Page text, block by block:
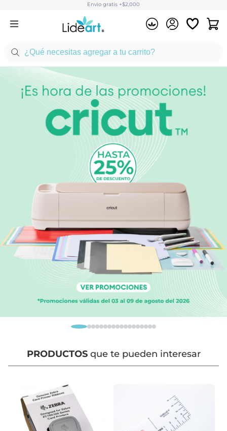
Envío gratis +$2,000
PRODUCTOSque te pueden interesar